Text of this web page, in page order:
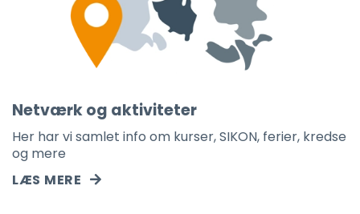
Netværk og aktiviteter
Her har vi samlet info om kurser, SIKON, ferier, kredse
og mere
LÆS MERE